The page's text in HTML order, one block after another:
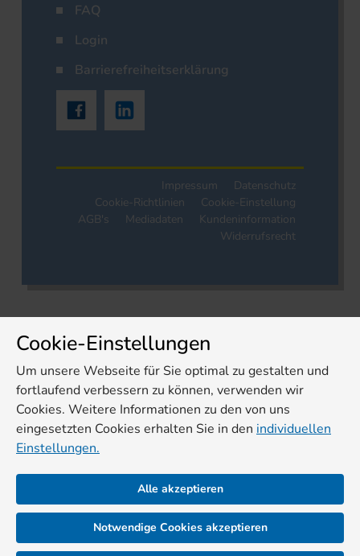
FAQ
Login
Barrierefreiheitserklärung
Impressum
Datenschutz
Cookie-Richtlinien
Cookie-Einstellung
AGB's
Mediadaten
Kundeninformation
Widerrufsrecht
Cookie-Einstellungen
Um unsere Webseite für Sie optimal zu gestalten und
fortlaufend verbessern zu können, verwenden wir
Cookies. Weitere Informationen zu den von uns
eingesetzten Cookies erhalten Sie in den individuellen
Einstellungen.
Alle akzeptieren
Notwendige Cookies akzeptieren